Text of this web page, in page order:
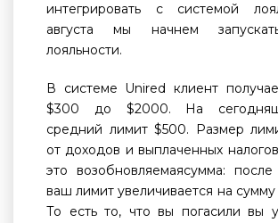
интегрировать с системой
августа мы начнем
лояльности.
В системе Unired клиент
$300 до $2000. На
средний лимит $500. Размер
от доходов и выплаченных
это возобновляемаясумма:
ваш лимит увеличивается на
То есть то, что вы погасили вы